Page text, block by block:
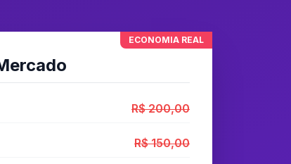
ECONOMIA REAL
R$ 200,00
R$ 150,00